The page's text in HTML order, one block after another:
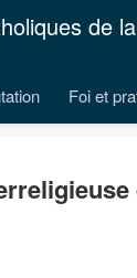
de
Foi et